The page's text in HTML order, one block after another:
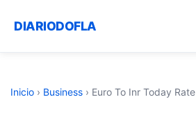
DIARIODOFLA
Inicio › Business › Euro To Inr Today Rate